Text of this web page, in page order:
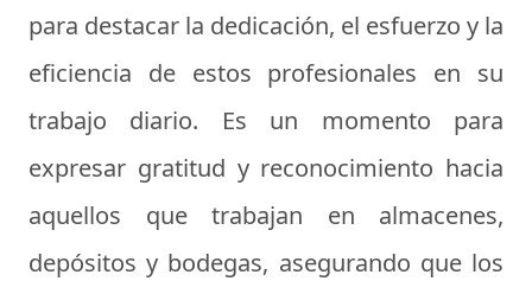
para destacar la dedicación, el esfuerzo y la
eficiencia de estos profesionales en su
trabajo diario. Es un momento para
expresar gratitud y reconocimiento hacia
aquellos que trabajan en almacenes,
depósitos y bodegas, asegurando que los